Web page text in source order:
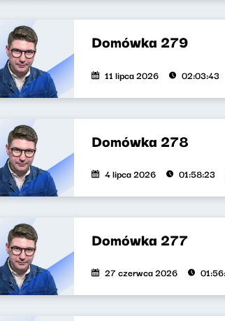
Domówka 279
11 lipca 2026 02:03:43
Domówka 278
4 lipca 2026 01:58:23
Domówka 277
27 czerwca 2026